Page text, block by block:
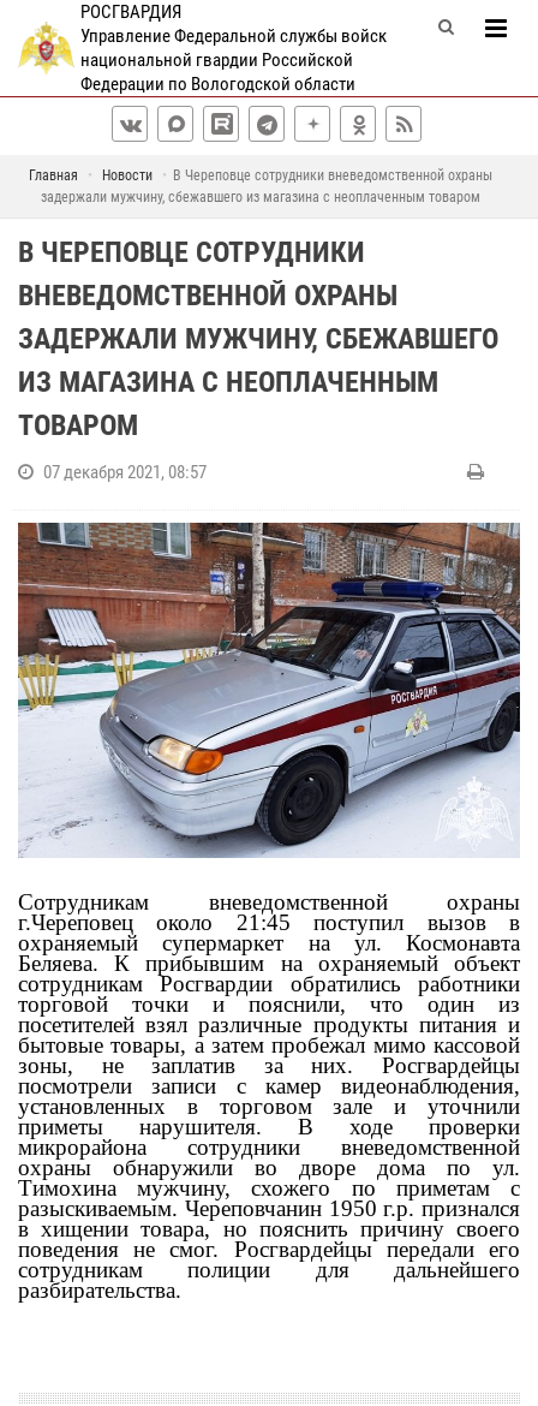
РОСГВАРДИЯ
Управление Федеральной службы войск
национальной гвардии Российской
Федерации по Вологодской области
Главная Новости
В Череповце сотрудники вневедомственной охраны
задержали мужчину, сбежавшего из магазина с неоплаченным товаром
В ЧЕРЕПОВЦЕ СОТРУДНИКИ
ВНЕВЕДОМСТВЕННОЙ ОХРАНЫ
ЗАДЕРЖАЛИ МУЖЧИНУ, СБЕЖАВШЕГО
ИЗ МАГАЗИНА С НЕОПЛАЧЕННЫМ
ТОВАРОМ
07 декабря 2021, 08:57
Сотрудникам вневедомственной охраны
г.Череповец около 21:45 поступил вызов в
охраняемый супермаркет на ул. Космонавта
Беляева. К прибывшим на охраняемый объект
сотрудникам Росгвардии обратились работники
торговой точки и пояснили, что один из
посетителей взял различные продукты питания и
бытовые товары, а затем пробежал мимо кассовой
зоны, не заплатив за них. Росгвардейцы
посмотрели записи с камер видеонаблюдения,
установленных в торговом зале и уточнили
приметы нарушителя. В ходе проверки
микрорайона сотрудники вневедомственной
охраны обнаружили во дворе дома по ул.
Тимохина мужчину, схожего по приметам с
разыскиваемым. Череповчанин 1950 г.р. признался
в хищении товара, но пояснить причину своего
поведения не смог. Росгвардейцы передали его
сотрудникам полиции для дальнейшего
разбирательства.